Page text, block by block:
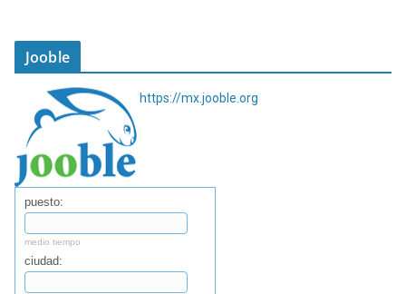
Jooble
https://mx.jooble.org
puesto:
medio tiempo
ciudad: